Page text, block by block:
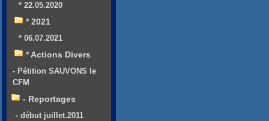
* 22.05.2020
* 2021
* 06.07.2021
* Actions Divers
- Pétition SAUVONS le
CFM
- Reportages
- début juillet.2011